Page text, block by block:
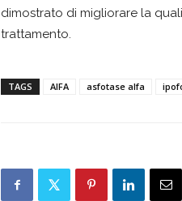
dimostrato di migliorare la
trattamento.
TAGS AIFA asfotase alfa